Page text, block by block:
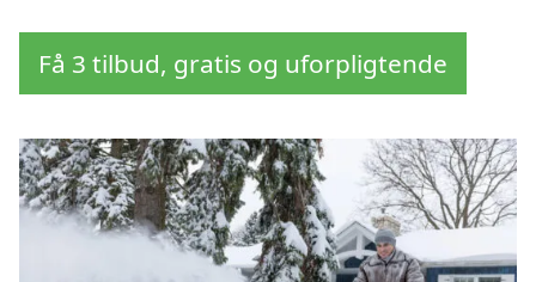
Få 3 tilbud, gratis og uforpligtende